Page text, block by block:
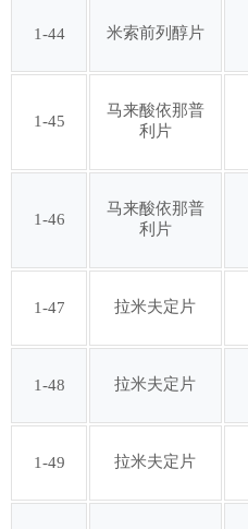
1-44 米索前列醇片
1-45
马来酸依那普
利片
1-46
马来酸依那普
利片
1-47 拉米夫定片
1-48 拉米夫定片
1-49 拉米夫定片